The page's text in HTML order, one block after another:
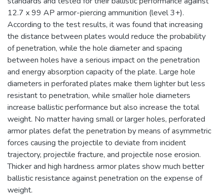
12.7 x 99 AP armor-piercing ammunition (level 3+).
According to the test results, it was found that increasing
the distance between plates would reduce the probability
of penetration, while the hole diameter and spacing
between holes have a serious impact on the penetration
and energy absorption capacity of the plate. Large hole
diameters in perforated plates make them lighter but less
resistant to penetration, while smaller hole diameters
increase ballistic performance but also increase the total
weight. No matter having small or larger holes, perforated
armor plates defat the penetration by means of asymmetric
forces causing the projectile to deviate from incident
trajectory, projectile fracture, and projectile nose erosion.
Thicker and high hardness armor plates show much better
ballistic resistance against penetration on the expense of
weight.